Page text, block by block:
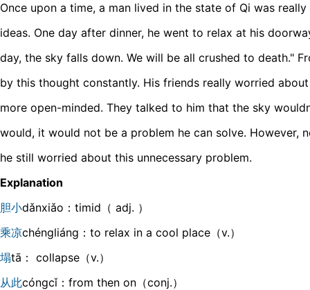
Once upon a time, a man lived in the state of Qi was
ideas. One day after dinner, he went to relax at his
day, the sky falls down. We will be all crushed to death."
by this thought constantly. His friends really worried
more open-minded. They talked to him that the sky
would, it would not be a problem he can solve. However,
he still worried about this unnecessary problem.
Explanation
胆小dǎnxiǎo：timid（ adj. ）
乘凉chénɡliánɡ：to relax in a cool place（v.）
塌tā： collapse（v.）
从此cónɡcǐ：from then on（conj.）